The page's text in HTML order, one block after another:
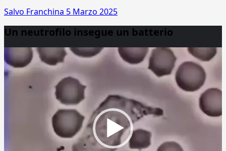
Salvo Franchina 5 Marzo 2025
Un neutrofilo insegue un batterio
Player